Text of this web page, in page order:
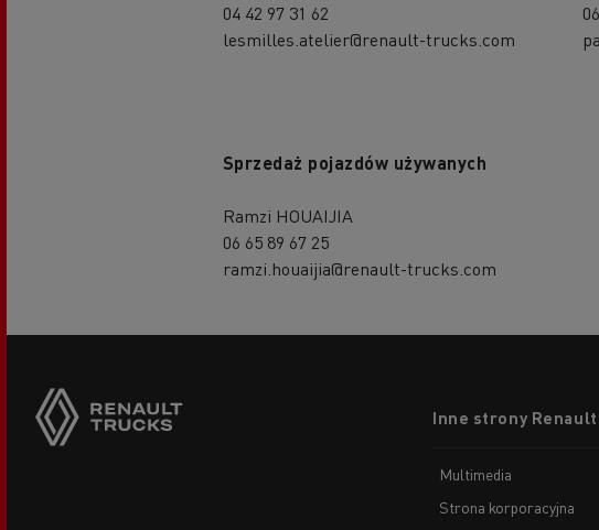
04 42 97 31 62
lesmilles.atelier@renault-trucks.com
Sprzedaż pojazdów używanych
Ramzi HOUAIJIA
06 65 89 67 25
ramzi.houaijia@renault-trucks.com
menuInne strony
Multimedia
Strona korporacyjna